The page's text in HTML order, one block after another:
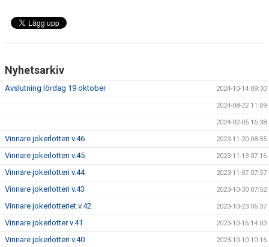
Nyhetsarkiv
Avslutning lördag 19 oktober 2024-10-14 09:30
2024-08-22 11:09
2024-02-05 16:38
Vinnare jokerlotteri v.46 2023-11-20 08:55
Vinnare jokerlotteri v.45 2023-11-13 07:16
Vinnare jokerlotteri v.44 2023-11-07 07:57
Vinnare jokerlotteri v.43 2023-10-30 07:52
Vinnare jokerlotteriet v.42 2023-10-23 06:37
Vinnare jokerlotter v.41 2023-10-16 14:03
Vinnare jokerlotteri v.40 2023-10-10 10:16